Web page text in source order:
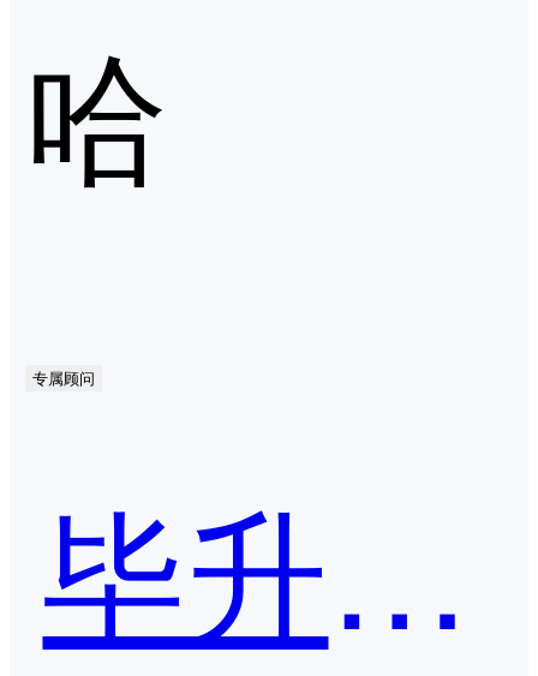
哈
专属顾问
毕升Office